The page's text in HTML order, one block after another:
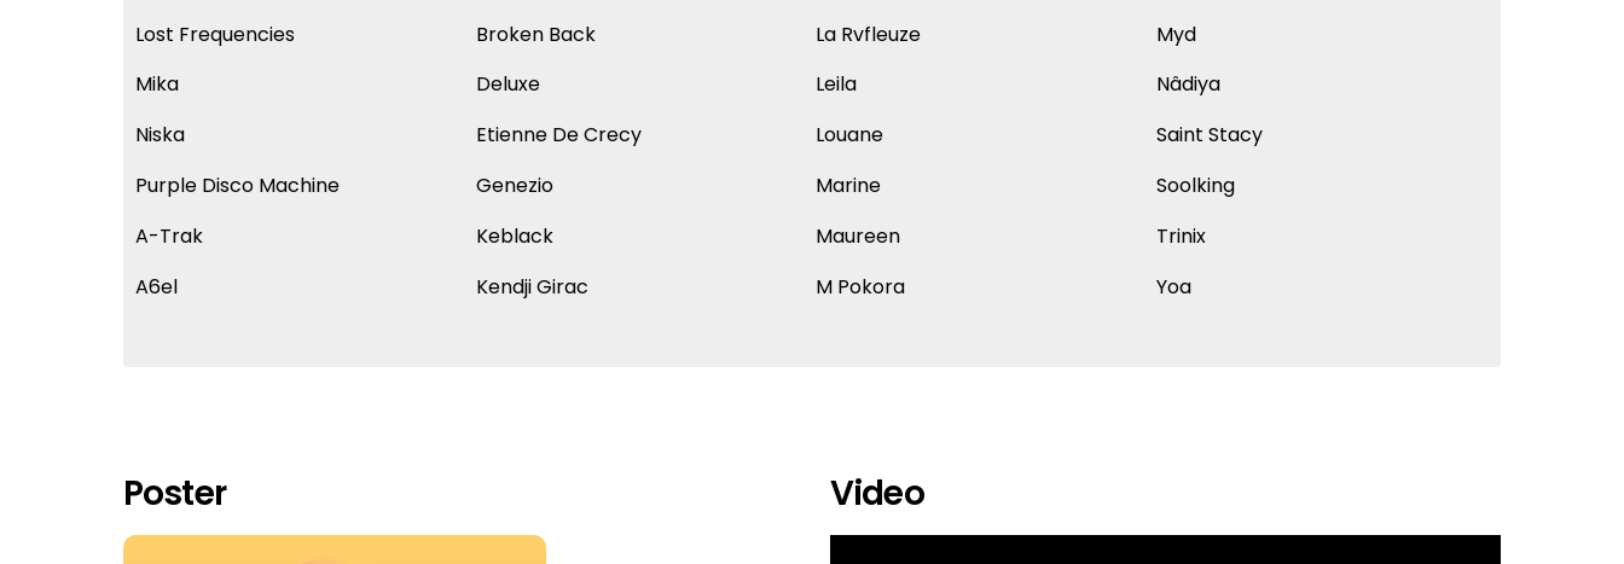
Lost Frequencies
Mika
Niska
Purple Disco Machine
A-Trak
A6el
Broken Back
Deluxe
Etienne De Crecy
Genezio
Keblack
Kendji Girac
La Rvfleuze
Leila
Louane
Marine
Maureen
M Pokora
Myd
Nâdiya
Saint Stacy
Soolking
Trinix
Yoa
Poster Video